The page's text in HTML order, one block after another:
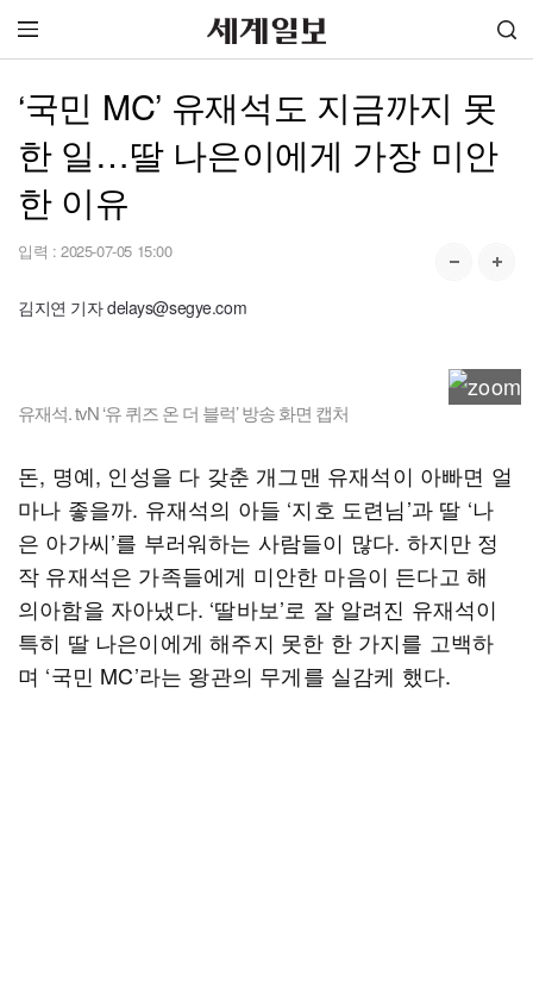
‘국민 MC’ 유재석도 지금까지 못
한 일…딸 나은이에게 가장 미안
한 이유
입력 : 2025-07-05 15:00
김지연 기자 delays@segye.com
유재석. tvN ‘유 퀴즈 온 더 블럭’ 방송 화면 캡처
돈, 명예, 인성을 다 갖춘 개그맨 유재석이 아빠면 얼
마나 좋을까. 유재석의 아들 ‘지호 도련님’과 딸 ‘나
은 아가씨’를 부러워하는 사람들이 많다. 하지만 정
작 유재석은 가족들에게 미안한 마음이 든다고 해
의아함을 자아냈다. ‘딸바보’로 잘 알려진 유재석이
특히 딸 나은이에게 해주지 못한 한 가지를 고백하
며 ‘국민 MC’라는 왕관의 무게를 실감케 했다.